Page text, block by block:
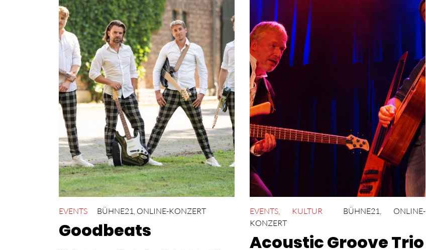
EVENTS BÜHNE21 ONLINE-KONZERT
Goodbeats
EVENTS, KULTUR BÜHNE21
ONLINE-
KONZERT
Acoustic Groove Trio